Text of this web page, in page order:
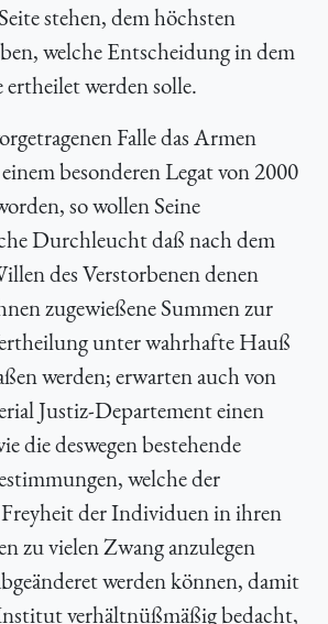
stehen, dem höchsten
welche Entscheidung in dem
ertheilet werden solle.
Falle das Armen
besonderen Legat von 2000
so wollen Seine
Durchleucht daß nach dem
des Verstorbenen denen
zugewießene Summen zur
unter wahrhafte Hauß
werden; erwarten auch von
Justiz-Departement einen
die deswegen bestehende
welche der
der Individuen in ihren
zu vielen Zwang anzulegen
werden können, damit
verhältnüßmäßig bedacht,